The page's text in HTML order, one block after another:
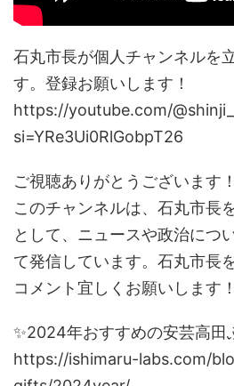
石丸市長が個人チャンネルを
す。登録お願いします！
https://youtube.com/
si=YRe3Ui0RlGobpT26
ご視聴ありがとうございます！
このチャンネルは、石丸市長
として、ニュースや政治につ
て発信しています。石丸市長
コメント宜しくお願いします！
✨2024年おすすめの安芸高田
https://ishimaru-labs.com/